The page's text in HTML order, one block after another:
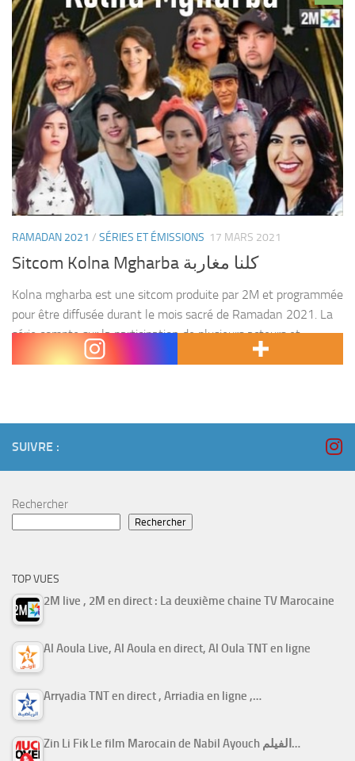
RAMADAN 2021 / SÉRIES ET ÉMISSIONS 17 MARS 2021
Sitcom Kolna Mgharba كلنا مغاربة
Kolna mgharba est une sitcom produite par 2M et programmée
pour être diffusée durant le mois sacré de Ramadan 2021. La
série compte sur la participation de plusieurs acteurs et
comédiens de renommée pour...
SUIVRE :
Rechercher
Rechercher
TOP VUES
2M live , 2M en direct : La deuxième chaine TV Marocaine
Al Aoula Live, Al Aoula en direct, Al Oula TNT en ligne
Arryadia TNT en direct , Arriadia en ligne ,…
Zin Li Fik Le film Marocain de Nabil Ayouch الفيلم…